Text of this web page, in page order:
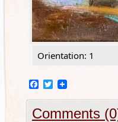
Orientation: 1
Facebook
Twitter
Comments